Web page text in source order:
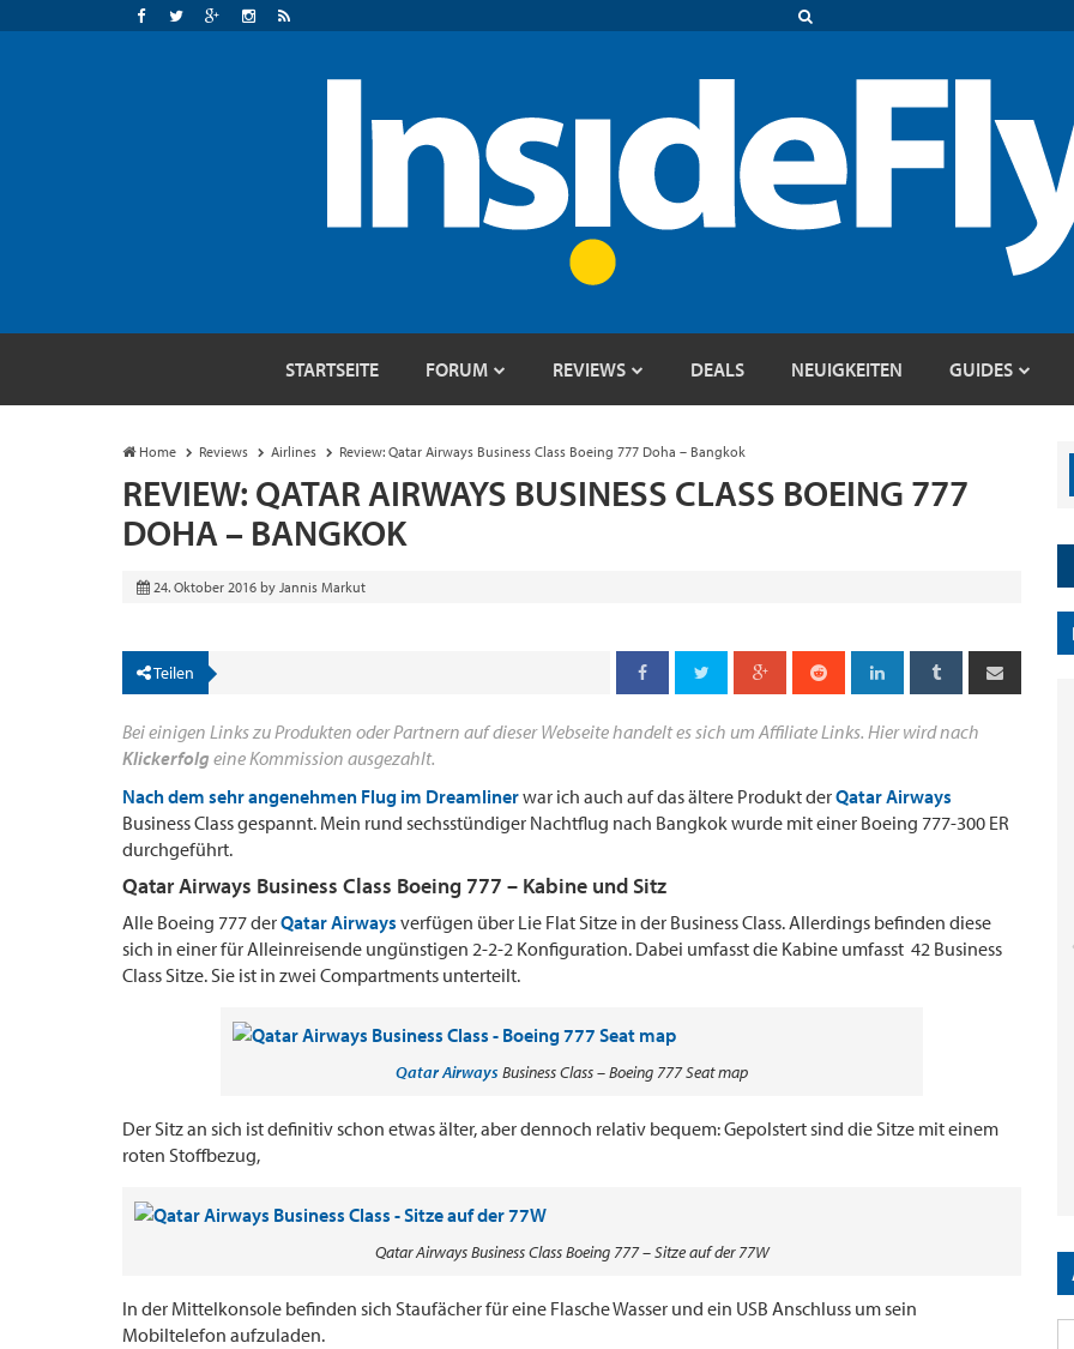
STARTSEITE FORUM REVIEWS DEALS NEUIGKEITEN GUIDES
Home Reviews Airlines Review: Qatar Airways Business Class Boeing 777 Doha – Bangkok
REVIEW: QATAR AIRWAYS BUSINESS CLASS BOEING 777
DOHA – BANGKOK
24. Oktober 2016 by Jannis Markut
Teilen
Bei einigen Links zu Produkten oder Partnern auf dieser Webseite handelt es sich um Affiliate Links. Hier wird nach
Klickerfolg eine Kommission ausgezahlt.
Nach dem sehr angenehmen Flug im Dreamlinerwar ich auch auf das ältere Produkt derQatar Airways
Business Class gespannt. Mein rund sechsstündiger Nachtflug nach Bangkok wurde mit einer Boeing 777-300 ER
durchgeführt.
Qatar Airways Business Class Boeing 777 – Kabine und Sitz
Alle Boeing 777 derQatar Airways verfügen über Lie Flat Sitze in der Business Class. Allerdings befinden diese
sich in einer für Alleinreisende ungünstigen 2-2-2 Konfiguration. Dabei umfasst die Kabine umfasst 42 Business
Class Sitze. Sie ist in zwei Compartments unterteilt.
Qatar Airways Business Class – Boeing 777 Seat map
Der Sitz an sich ist definitiv schon etwas älter, aber dennoch relativ bequem: Gepolstert sind die Sitze mit einem
roten Stoffbezug,
Qatar Airways Business Class Boeing 777 – Sitze auf der 77W
In der Mittelkonsole befinden sich Staufächer für eine Flasche Wasser und ein USB Anschluss um sein
Mobiltelefon aufzuladen.